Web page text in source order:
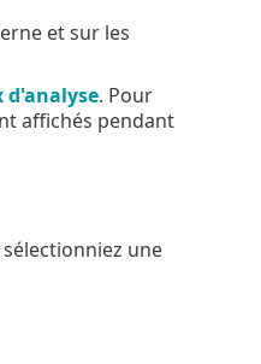
et sur les
d'analyse. Pour
affichés pendant
une